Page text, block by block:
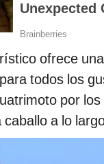
ofrece
todos los
por
a lo